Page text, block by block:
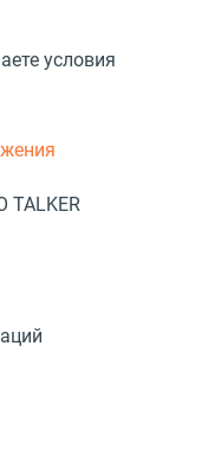
условия